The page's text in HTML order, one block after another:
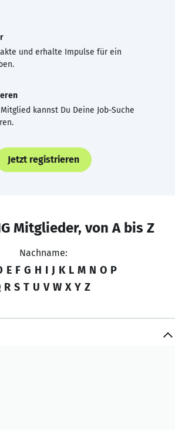
und erhalte Impulse für ein
kannst Du Deine Job-Suche
Jetzt registrieren
Mitglieder, von A bis Z
Nachname:
E F G H I J K L M N O P
R S T U V W X Y Z